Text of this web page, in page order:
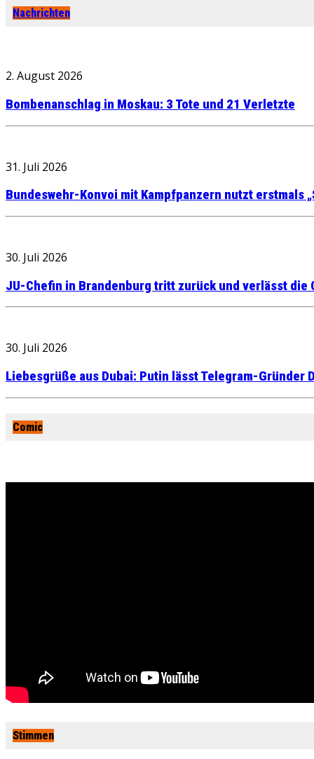
Nachrichten
2. August 2026
Bombenanschlag in Moskau: 3 Tote und 21 Verletzte
31. Juli 2026
Bundeswehr-Konvoi mit Kampfpanzern nutzt erstmals
30. Juli 2026
JU-Chefin in Brandenburg tritt zurück und verlässt die
30. Juli 2026
Liebesgrüße aus Dubai: Putin lässt Telegram-Gründer
Comic
Stimmen